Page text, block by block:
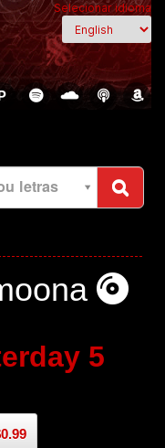
Selecionar idioma
letras
5